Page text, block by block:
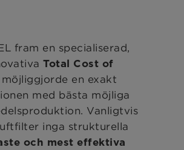
fram en specialiserad,
Total Cost of
en exakt
med bästa möjliga
Vanligtvis
inga strukturella
och mest effektiva